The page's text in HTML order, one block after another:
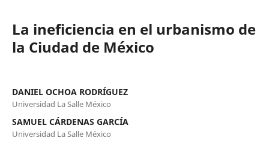
La ineficiencia en el urbanismo de
la Ciudad de México
DANIEL OCHOA RODRÍGUEZ
Universidad La Salle México
SAMUEL CÁRDENAS GARCÍA
Universidad La Salle México